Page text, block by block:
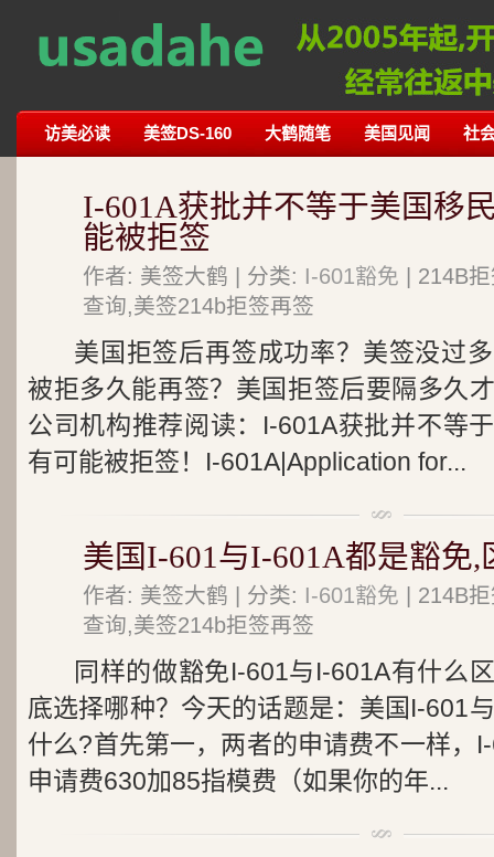
访美必读 美签DS-160 大鹤随笔 美国见闻 社
I-601A获批并不等于美国移
能被拒签
作者: 美签大鹤 | 分类: I-601豁免 | 214B
查询,美签214b拒签再签
美国拒签后再签成功率？美签没过
被拒多久能再签？美国拒签后要隔多久
公司机构推荐阅读：I-601A获批并不等
有可能被拒签！I-601A|Application for...
美国I-601与I-601A都是豁免,
作者: 美签大鹤 | 分类: I-601豁免 | 214B
查询,美签214b拒签再签
同样的做豁免I-601与I-601A有什么
底选择哪种？今天的话题是：美国I-601
什么?首先第一，两者的申请费不一样，
申请费630加85指模费（如果你的年...